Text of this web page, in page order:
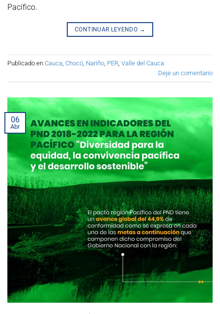
Pacífico.
CONTINUAR LEYENDO →
Publicado en Cauca Chocó Nariño PER Valle del Cauca
Deje un comentario
06
Abr